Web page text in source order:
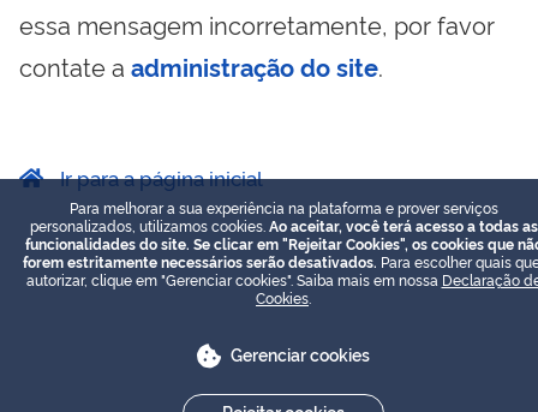
essa mensagem incorretamente, por favor
contate a administração do site.
Ir para a página inicial
Para melhorar a sua experiência na plataforma e prover serviços
personalizados, utilizamos cookies. Ao aceitar, você terá acesso a todas as
funcionalidades do site. Se clicar em "Rejeitar Cookies", os cookies que
forem estritamente necessários serão desativados. Para escolher quais
autorizar, clique em "Gerenciar cookies". Saiba mais em nossa Declaração
Cookies
Gerenciar cookies